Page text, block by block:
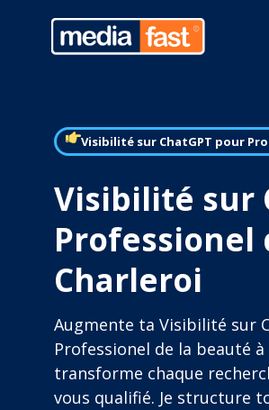
Visibilité sur ChatGPT pour
Visibilité sur
Professionel
Charleroi
Augmente ta Visibilité sur
Professionel de la beauté
transforme chaque
vous qualifié. Je structure